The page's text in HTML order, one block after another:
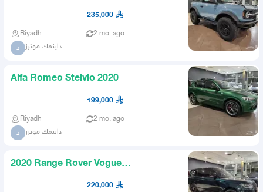
235,000
Riyadh 2 mo. ago
د داينمك موترز
Alfa Romeo Stelvio 2020
199,000
Riyadh 2 mo. ago
د داينمك موترز
2020 Range Rover Vogue
220,000